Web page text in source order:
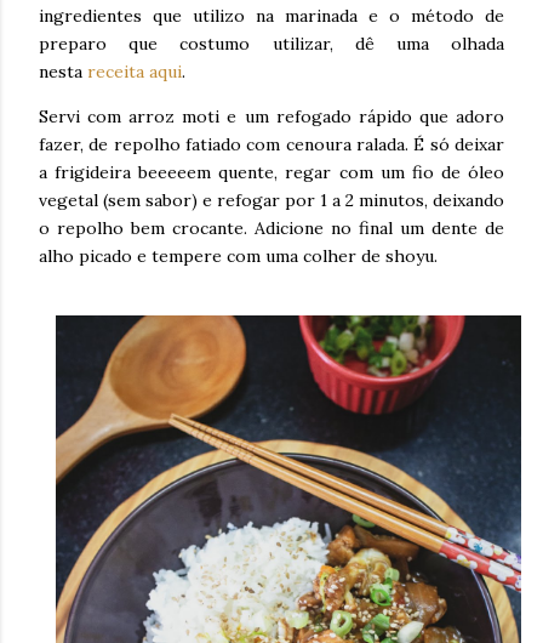
ingredientes que utilizo na marinada e o método de
preparo que costumo utilizar, dê uma olhada
nesta receita aqui.
Servi com arroz moti e um refogado rápido que adoro
fazer, de repolho fatiado com cenoura ralada. É só deixar
a frigideira beeeeem quente, regar com um fio de óleo
vegetal (sem sabor) e refogar por 1 a 2 minutos, deixando
o repolho bem crocante. Adicione no final um dente de
alho picado e tempere com uma colher de shoyu.